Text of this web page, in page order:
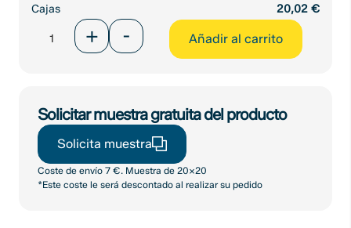
Cajas 20,02 €
Porcelanico
Antideslizante
cantidad
+ - Añadir al carrito
Solicitar muestra gratuita del producto
Solicita muestra
Coste de envío 7 €. Muestra de 20x20
*Este coste le será descontado al realizar su pedido